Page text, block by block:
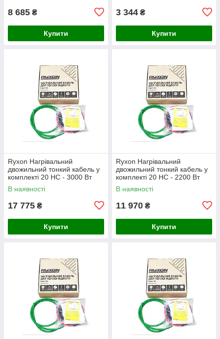
8 685 ₴
Купити
3 344 ₴
Купити
Ryxon Нагрівальний
двожильний тонкий кабель у
комплекті 20 HC - 3000 Вт
(150 м)
В наявності
17 775 ₴
Купити
Ryxon Нагрівальний
двожильний тонкий кабель у
комплекті 20 HC - 2200 Вт
(110 м)
В наявності
11 970 ₴
Купити